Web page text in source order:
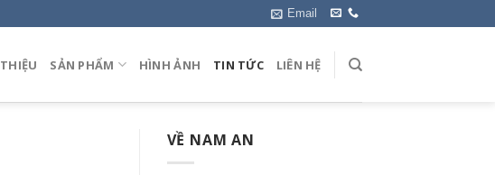
Email
SẢN PHẨM HÌNH ẢNH TIN TỨC LIÊN HỆ
VỀ NAM AN